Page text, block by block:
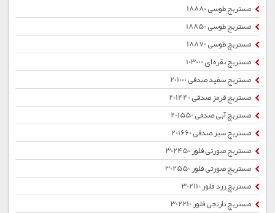
مستربچ طوسی 18880
مستربچ طوسی 18850
مستربچ طوسی 18870
مستربچ نقره ای 103000
مستربچ سفید صدفی 201000
مستربچ قرمز صدفی 201440
مستربچ آبی صدفی 201550
مستربچ سبز صدفی 201660
مستربچ صورتی فلور 302450
مستربچ صورتی فلور 302550
مستربچ زرد فلور 302110
مستربچ نارنجی فلور 302210